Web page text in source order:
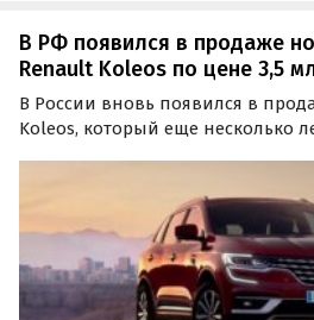
В РФ появился в продаже
Renault Koleos по цене 3,5
В России вновь появился в
Koleos, который еще несколько
стоимостью 3 500 000 рублей.